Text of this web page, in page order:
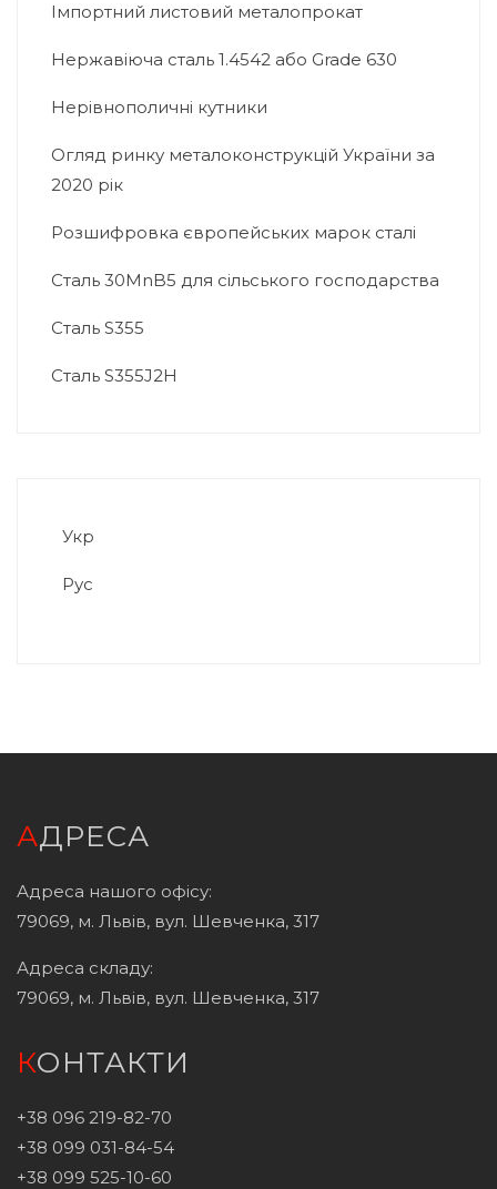
Імпортний листовий металопрокат
Нержавіюча сталь 1.4542 або Grade 630
Нерівнополичні кутники
Огляд ринку металоконструкцій України за
2020 рік
Розшифровка європейських марок сталі
Сталь 30MnB5 для сільського господарства
Сталь S355
Сталь S355J2H
Укр
Рус
АДРЕСА
Адреса нашого офісу:
79069, м. Львів, вул. Шевченка, 317
Адреса складу:
79069, м. Львів, вул. Шевченка, 317
КОНТАКТИ
+38 096 219-82-70
+38 099 031-84-54
+38 099 525-10-60